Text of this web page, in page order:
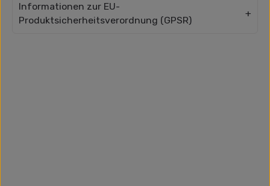
Informationen zur EU-
Produktsicherheitsverordnung (GPSR)